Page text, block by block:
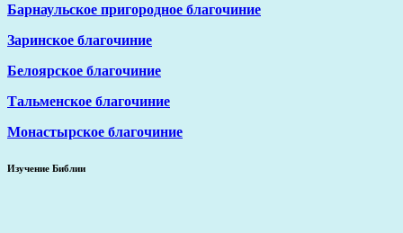
Барнаульское пригородное благочиние
Заринское благочиние
Белоярское благочиние
Тальменское благочиние
Монастырское благочиние
Изучение Библии